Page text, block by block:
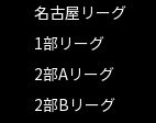
名古屋リーグ
1部リーグ
2部Aリーグ
2部Bリーグ